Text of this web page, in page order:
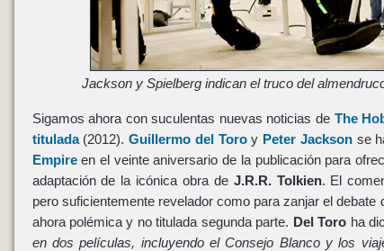
Jackson y Spielberg indican el truco del
Sigamos ahora con suculentas nuevas noticias de The
titulada(2012).Guillermo del Toroy Peter Jacksonse
Empireen el veinte aniversario de la publicación para
adaptación de la icónica obra de J.R.R. Tolkien. El
pero suficientemente revelador como para zanjar el
ahora polémica y no titulada segunda parte. Del Toro ha
en dos películas, incluyendo el Consejo Blanco y los